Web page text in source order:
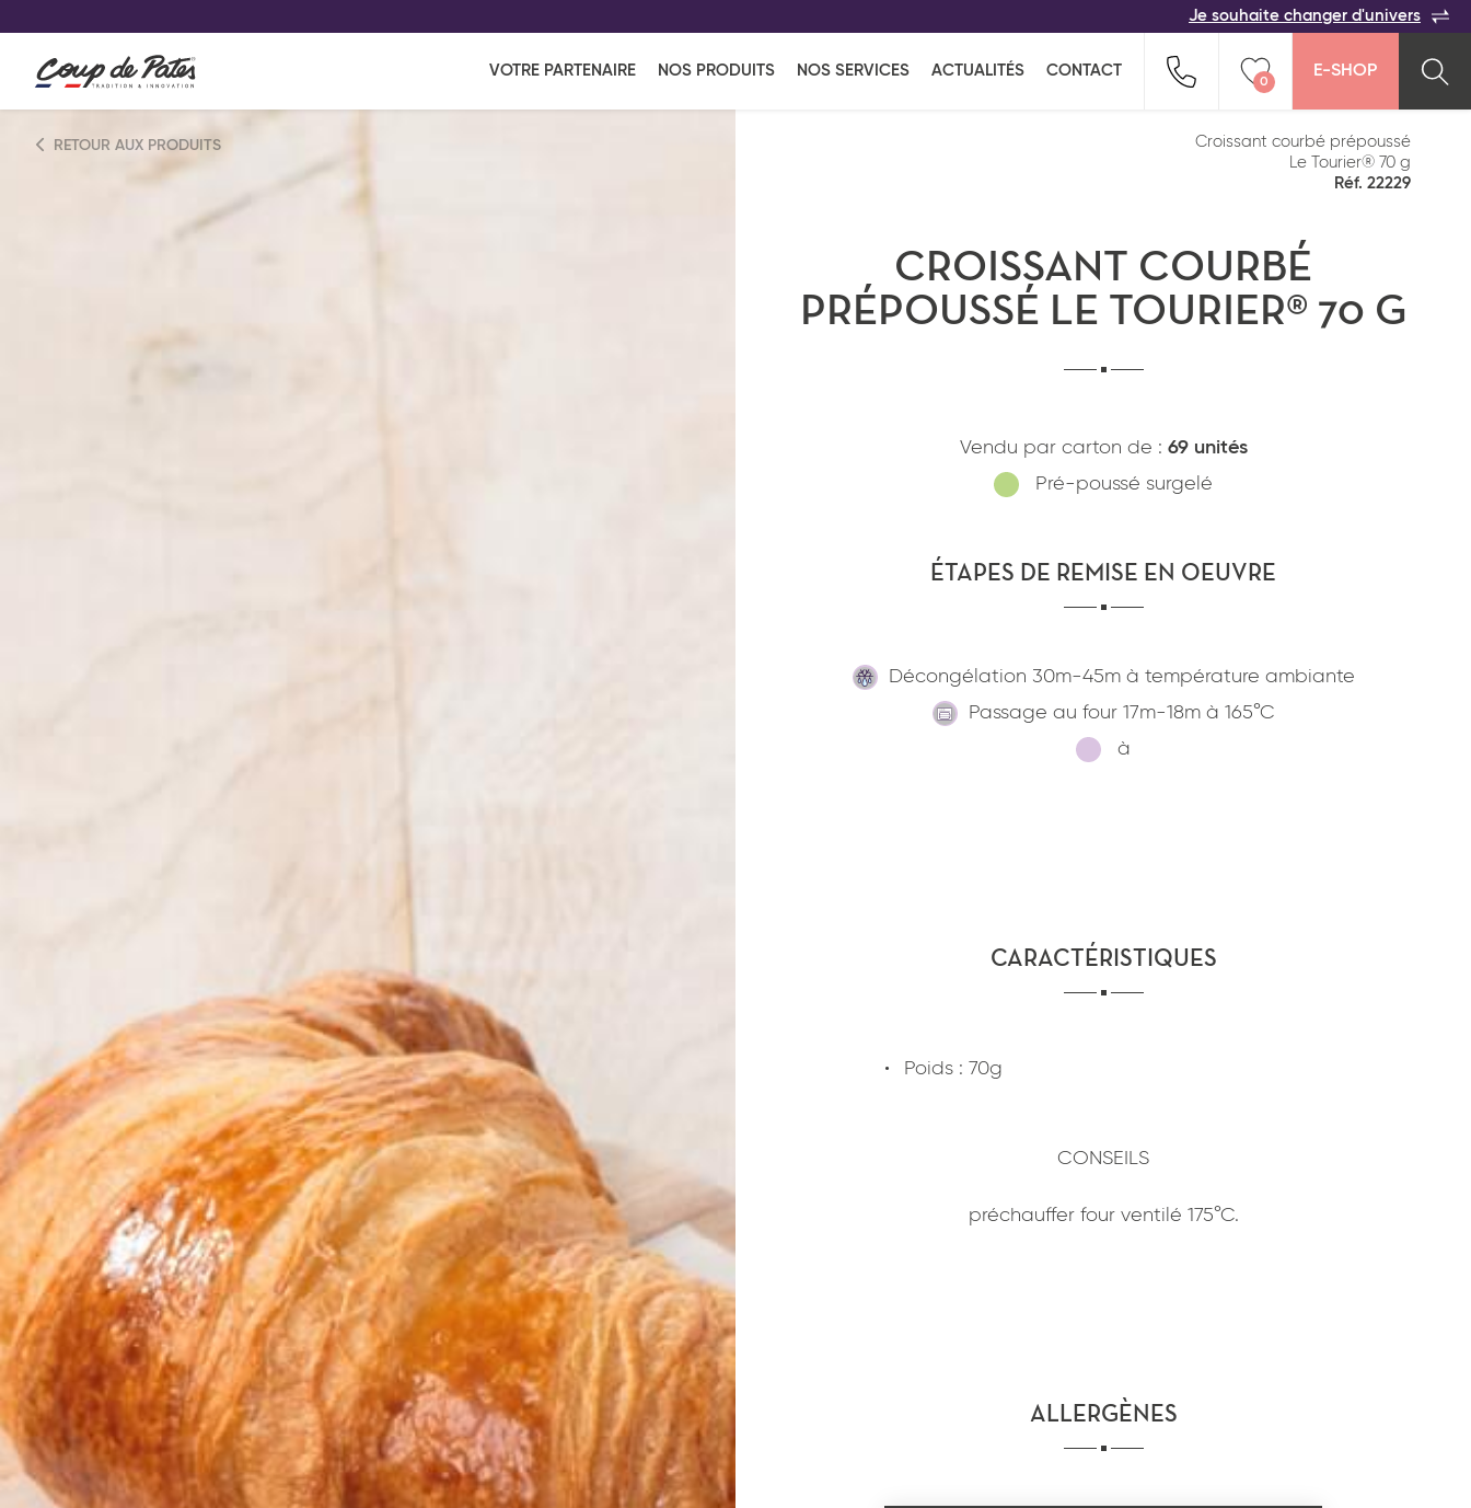
Je souhaite changer d'univers
VOTRE PARTENAIRE NOS PRODUITS NOS SERVICES ACTUALITÉS CONTACT
0
E-SHOP
EFFACER TOUTES LES FAMILLES
Indiquez-nous vos coordonnées pour être
rappelé(e) au plus vite par un commercial :
J'ai lu et j'acceptela politique de
RAPPELEZ-MOI ou
Conservez votre sélection produit Coup de Coeur Une solution pour ne rien oublier !
Vider ma liste
RETOUR AUX PRODUITS
Croissant courbé prépoussé
Le Tourier® 70 g
Réf. 22229
CROISSANT COURBÉ
PRÉPOUSSÉ LE TOURIER® 70 G
Vendu par carton de : 69 unités
Pré-poussé surgelé
ÉTAPES DE REMISE EN OEUVRE
Décongélation 30m-45mà température ambiante
Passage au four 17m-18mà 165°C
à
CARACTÉRISTIQUES
Poids : 70g
CONSEILS
préchauffer four ventilé 175°C.
ALLERGÈNES